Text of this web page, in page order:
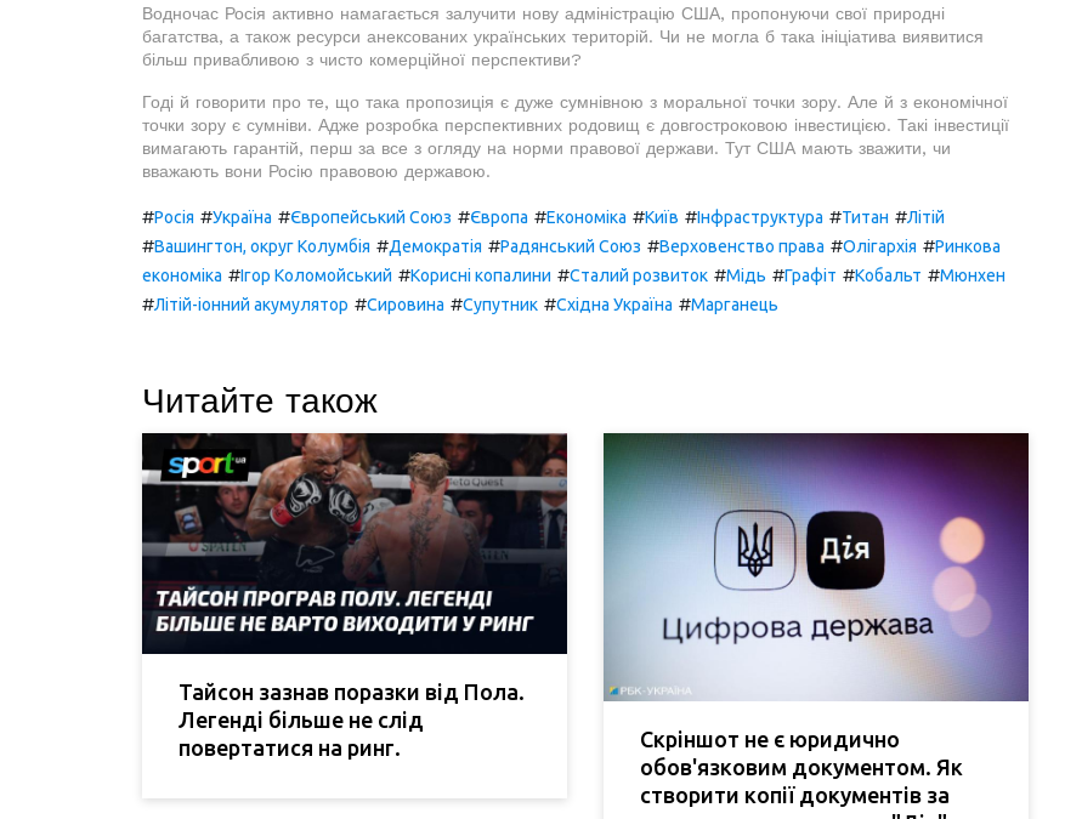
Водночас Росія активно намагається залучити нову адміністрацію США, пропонуючи свої природні
багатства, а також ресурси анексованих українських територій. Чи не могла б така ініціатива виявитися
більш привабливою з чисто комерційної перспективи?
Годі й говорити про те, що така пропозиція є дуже сумнівною з моральної точки зору. Але й з економічної
точки зору є сумніви. Адже розробка перспективних родовищ є довгостроковою інвестицією. Такі інвестиції
вимагають гарантій, перш за все з огляду на норми правової держави. Тут США мають зважити, чи
вважають вони Росію правовою державою.
#Росія #Україна #Європейський Союз #Європа #Економіка #Київ #Інфраструктура #Титан #Літій
#Вашингтон, округ Колумбія #Демократія #Радянський Союз #Верховенство права #Олігархія #Ринкова
економіка #Ігор Коломойський #Корисні копалини #Сталий розвиток #Мідь #Графіт #Кобальт #Мюнхен
#Літій-іонний акумулятор #Сировина #Супутник #Східна Україна #Марганець
Читайте також
Тайсон зазнав поразки від Пола.
Легенді більше не слід
повертатися на ринг.
Скріншот не є юридично
обов'язковим документом. Як
створити копії документів за